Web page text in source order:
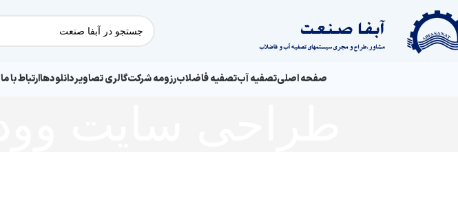
صفحه اصلیتصفیه آبتصفیه فاضلابرزومه شرکتگالری تصاویردانلودهاارتباط با ما